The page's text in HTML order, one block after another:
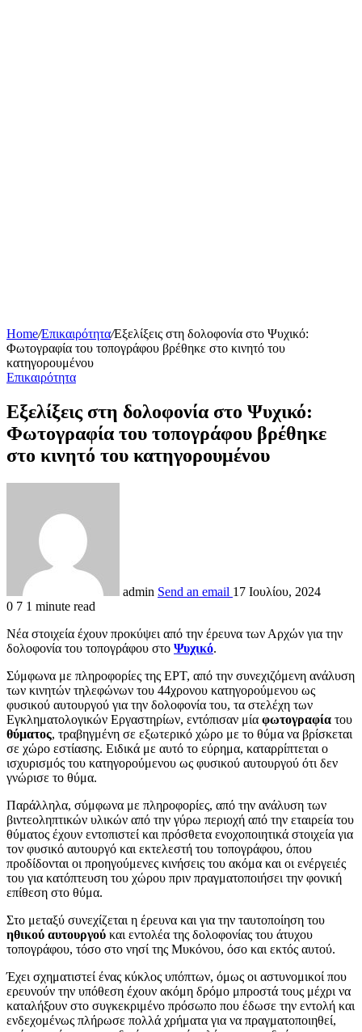
Home/Επικαιρότητα/Εξελίξεις στη δολοφονία στο Ψυχικό:
Φωτογραφία του τοπογράφου βρέθηκε στο κινητό του
κατηγορουμένου
Επικαιρότητα
Εξελίξεις στη δολοφονία στο Ψυχικό:
Φωτογραφία του τοπογράφου βρέθηκε
στο κινητό του κατηγορουμένου
admin Send an email 17 Ιουλίου, 2024
0 7 1 minute read
Νέα στοιχεία έχουν προκύψει από την έρευνα των Αρχών για την
δολοφονία του τοπογράφου στο Ψυχικό.
Σύμφωνα με πληροφορίες της ΕΡΤ, από την συνεχιζόμενη ανάλυση
των κινητών τηλεφώνων του 44χρονου κατηγορούμενου ως
φυσικού αυτουργού για την δολοφονία του, τα στελέχη των
Εγκληματολογικών Εργαστηρίων, εντόπισαν μία φωτογραφία του
θύματος, τραβηγμένη σε εξωτερικό χώρο με το θύμα να βρίσκεται
σε χώρο εστίασης. Ειδικά με αυτό το εύρημα, καταρρίπτεται ο
ισχυρισμός του κατηγορούμενου ως φυσικού αυτουργού ότι δεν
γνώρισε το θύμα.
Παράλληλα, σύμφωνα με πληροφορίες, από την ανάλυση των
βιντεοληπτικών υλικών από την γύρω περιοχή από την εταιρεία του
θύματος έχουν εντοπιστεί και πρόσθετα ενοχοποιητικά στοιχεία για
τον φυσικό αυτουργό και εκτελεστή του τοπογράφου, όπου
προδίδονται οι προηγούμενες κινήσεις του ακόμα και οι ενέργειές
του για κατόπτευση του χώρου πριν πραγματοποιήσει την φονική
επίθεση στο θύμα.
Στο μεταξύ συνεχίζεται η έρευνα και για την ταυτοποίηση του
ηθικού αυτουργού και εντολέα της δολοφονίας του άτυχου
τοπογράφου, τόσο στο νησί της Μυκόνου, όσο και εκτός αυτού.
Έχει σχηματιστεί ένας κύκλος υπόπτων, όμως οι αστυνομικοί που
ερευνούν την υπόθεση έχουν ακόμη δρόμο μπροστά τους μέχρι να
καταλήξουν στο συγκεκριμένο πρόσωπο που έδωσε την εντολή και
ενδεχομένως πλήρωσε πολλά χρήματα για να πραγματοποιηθεί,